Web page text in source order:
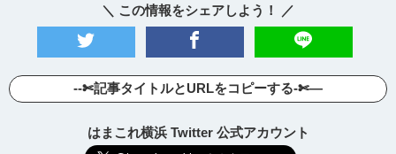
＼ この情報をシェアしよう！ ／
--✄記事タイトルとURLをコピーする-✄—
はまこれ横浜 Twitter 公式アカウント